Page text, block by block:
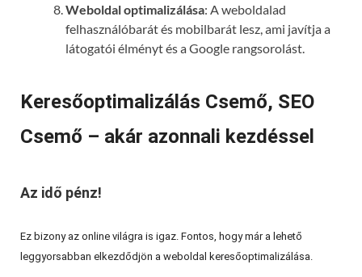
Weboldal optimalizálása: A weboldalad
felhasználóbarát és mobilbarát lesz, ami javítja a
látogatói élményt és a Google rangsorolást.
Keresőoptimalizálás Csemő, SEO
Csemő – akár azonnali kezdéssel
Az idő pénz!
Ez bizony az online világra is igaz. Fontos, hogy már a lehető
leggyorsabban elkezdődjön a weboldal keresőoptimalizálása.